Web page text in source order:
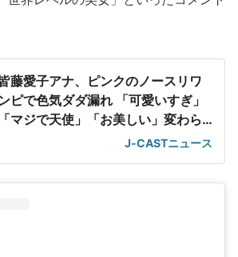
藤愛子アナ、ピンクのノースリワ
ンピで色気ダダ漏れ 「可愛いすぎ」
「マジで天使」「お美しい」変わら
J-CASTニュース